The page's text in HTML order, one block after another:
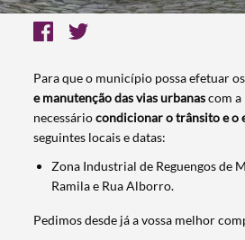
Para que o município possa efetuar
e manutenção das vias urbanascom a
necessáriocondicionar o trânsito e o
seguintes locais e datas:
Zona Industrial de Reguengos de
Ramila e Rua Alborro.
Pedimos desde já a vossa melhor